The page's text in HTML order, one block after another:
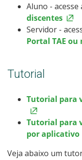
Aluno -
discentes
Servidor -
Portal TAE ou
Tutorial
Tutorial para
Tutorial para
por aplicativo
Veja abaixo um